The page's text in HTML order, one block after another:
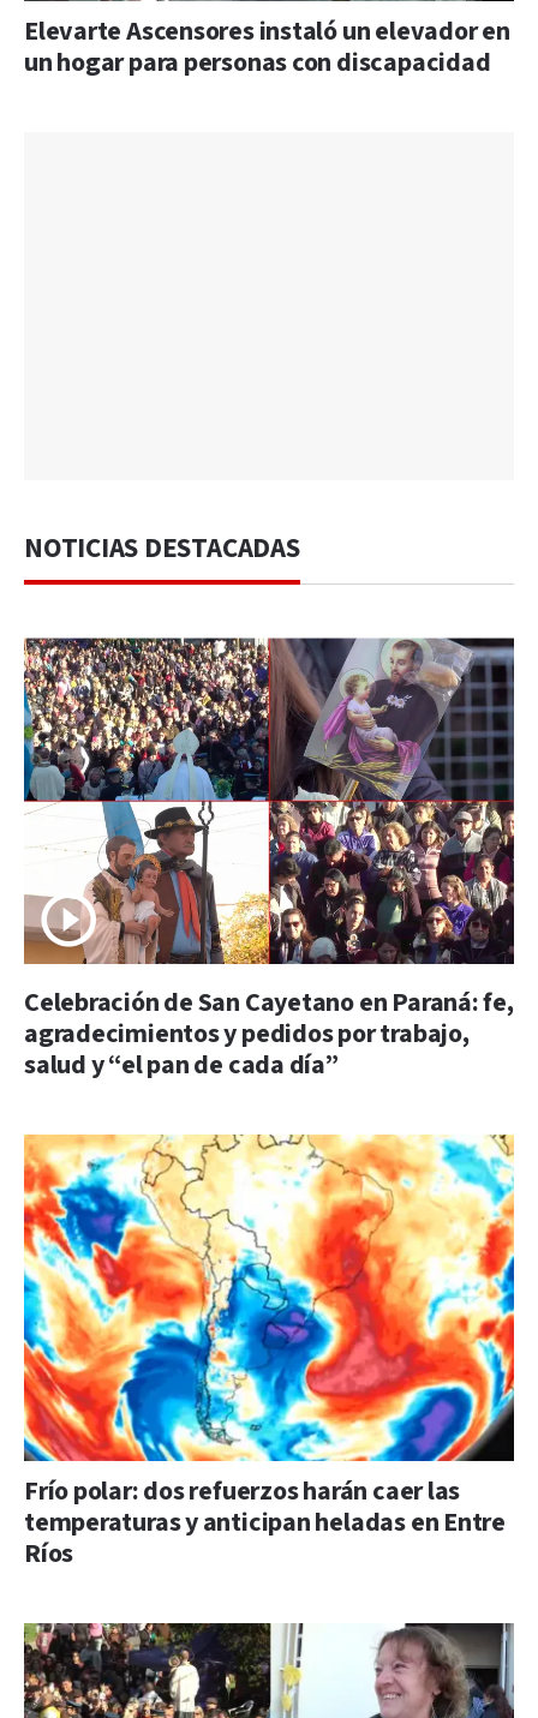
Elevarte Ascensores instaló un elevador en
un hogar para personas con discapacidad
NOTICIAS DESTACADAS
Celebración de San Cayetano en Paraná: fe,
agradecimientos y pedidos por trabajo,
salud y “el pan de cada día”
Frío polar: dos refuerzos harán caer las
temperaturas y anticipan heladas en Entre
Ríos